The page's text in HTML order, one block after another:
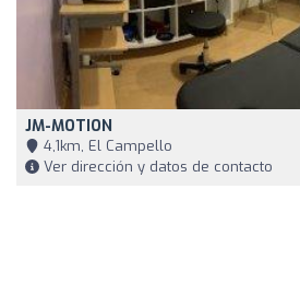
JM-MOTION
4,1km, El Campello
Ver dirección y datos de contacto